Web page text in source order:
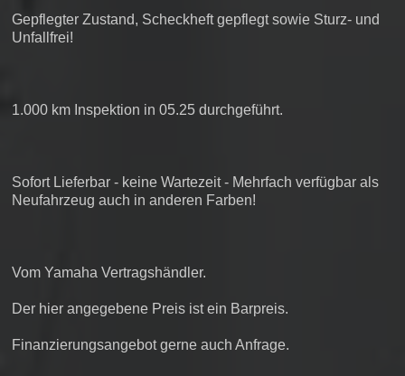
Gepflegter Zustand, Scheckheft gepflegt sowie Sturz- und
Unfallfrei!
1.000 km Inspektion in 05.25 durchgeführt.
Sofort Lieferbar - keine Wartezeit - Mehrfach verfügbar als
Neufahrzeug auch in anderen Farben!
Vom Yamaha Vertragshändler.
Der hier angegebene Preis ist ein Barpreis.
Finanzierungsangebot gerne auch Anfrage.